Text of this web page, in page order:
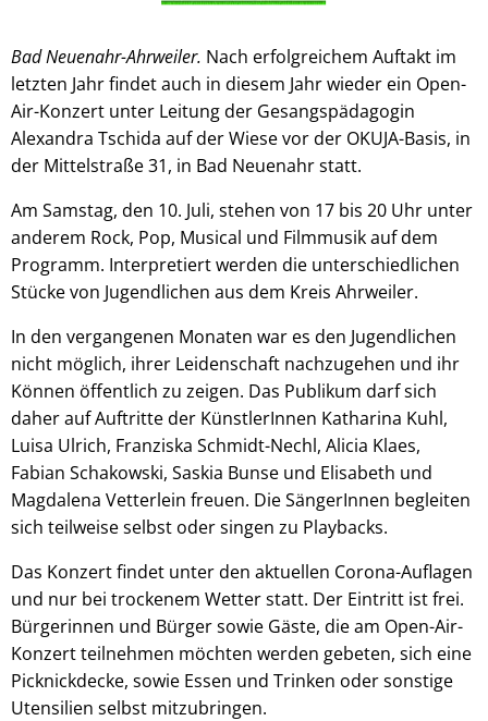
Bad Neuenahr-Ahrweiler. Nach erfolgreichem Auftakt im
letzten Jahr findet auch in diesem Jahr wieder ein Open-
Air-Konzert unter Leitung der Gesangspädagogin
Alexandra Tschida auf der Wiese vor der OKUJA-Basis, in
der Mittelstraße 31, in Bad Neuenahr statt.
Am Samstag, den 10. Juli, stehen von 17 bis 20 Uhr unter
anderem Rock, Pop, Musical und Filmmusik auf dem
Programm. Interpretiert werden die unterschiedlichen
Stücke von Jugendlichen aus dem Kreis Ahrweiler.
In den vergangenen Monaten war es den Jugendlichen
nicht möglich, ihrer Leidenschaft nachzugehen und ihr
Können öffentlich zu zeigen. Das Publikum darf sich
daher auf Auftritte der KünstlerInnen Katharina Kuhl,
Luisa Ulrich, Franziska Schmidt-Nechl, Alicia Klaes,
Fabian Schakowski, Saskia Bunse und Elisabeth und
Magdalena Vetterlein freuen. Die SängerInnen begleiten
sich teilweise selbst oder singen zu Playbacks.
Das Konzert findet unter den aktuellen Corona-Auflagen
und nur bei trockenem Wetter statt. Der Eintritt ist frei.
Bürgerinnen und Bürger sowie Gäste, die am Open-Air-
Konzert teilnehmen möchten werden gebeten, sich eine
Picknickdecke, sowie Essen und Trinken oder sonstige
Utensilien selbst mitzubringen.